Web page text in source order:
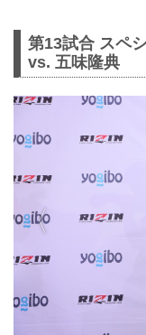
第13試合 スペ
vs. 五味隆典